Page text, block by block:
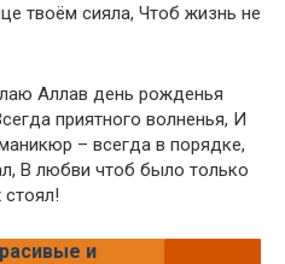
твоём сияла, Чтоб жизнь не
Аллав день рожденья
приятного волненья, И
– всегда в порядке,
В любви чтоб было только
стоял!
и